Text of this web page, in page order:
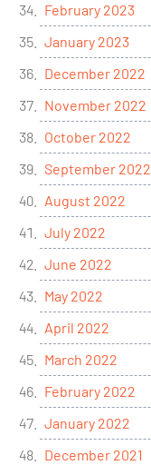
February 2023
January 2023
December 2022
November 2022
October 2022
September 2022
August 2022
July 2022
June 2022
May 2022
April 2022
March 2022
February 2022
January 2022
December 2021